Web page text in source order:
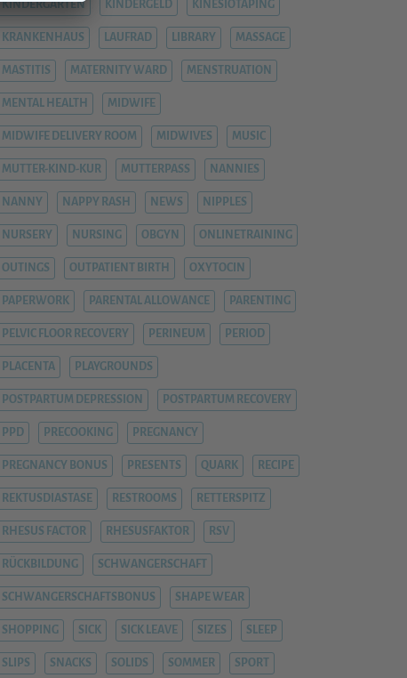
KINDERGARTEN KINDERGELD KINESIOTAPING
KRANKENHAUS LAUFRAD LIBRARY MASSAGE
MASTITIS MATERNITY WARD MENSTRUATION
MENTAL HEALTH MIDWIFE
MIDWIFE DELIVERY ROOM MIDWIVES MUSIC
MUTTER-KIND-KUR MUTTERPASS NANNIES
NANNY NAPPY RASH NEWS NIPPLES
NURSERY NURSING OBGYN ONLINETRAINING
OUTINGS OUTPATIENT BIRTH OXYTOCIN
PAPERWORK PARENTAL ALLOWANCE PARENTING
PELVIC FLOOR RECOVERY PERINEUM PERIOD
PLACENTA PLAYGROUNDS
POSTPARTUM DEPRESSION POSTPARTUM RECOVERY
PPD PRECOOKING PREGNANCY
PREGNANCY BONUS PRESENTS QUARK RECIPE
REKTUSDIASTASE RESTROOMS RETTERSPITZ
RHESUS FACTOR RHESUSFAKTOR RSV
RÜCKBILDUNG SCHWANGERSCHAFT
SCHWANGERSCHAFTSBONUS SHAPE WEAR
SHOPPING SICK SICK LEAVE SIZES SLEEP
SLIPS SNACKS SOLIDS SOMMER SPORT